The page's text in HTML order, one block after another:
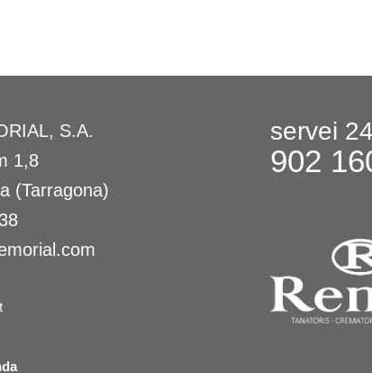
S.A.
1,8
(Tarragona)
servei
902